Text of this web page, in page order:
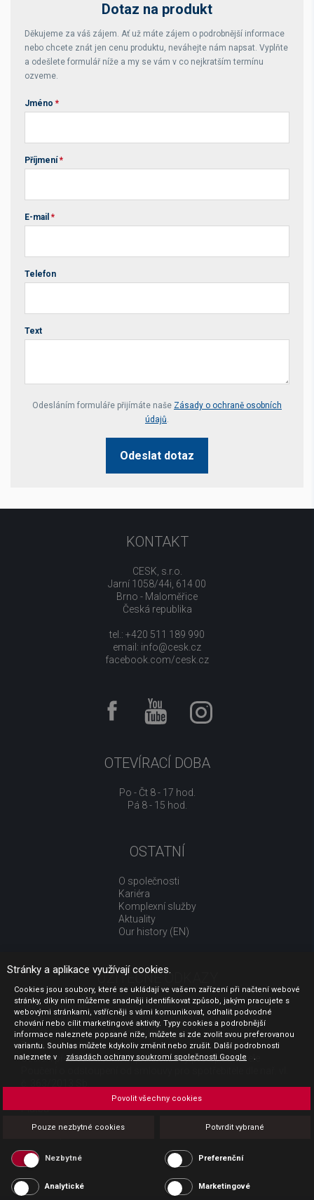
Dotaz na produkt
Děkujeme za váš zájem. Ať už máte zájem o podrobnější informace
nebo chcete znát jen cenu produktu, neváhejte nám napsat. Vyplňte
a odešlete formulář níže a my se vám v co nejkratším termínu
ozveme.
Jméno *
Příjmení *
E-mail *
Telefon
Text
Your website *
Odesláním formuláře přijímáte naše Zásady o ochraně osobních
údajů.
Odeslat dotaz
KONTAKT
CESK, s.r.o.
Jarní 1058/44i, 614 00
Brno - Maloměřice
Česká republika
tel.: +420 511 189 990
email: info@cesk.cz
facebook.com/cesk.cz
OTEVÍRACÍ DOBA
Po - Čt 8 - 17 hod.
Pá 8 - 15 hod.
OSTATNÍ
O společnosti
Kariéra
Komplexní služby
Aktuality
Our history (EN)
UŽITEČNÉ ODKAZY
Jak nakupovat
Obchodní podmínky
GDPR - ochrana osobních údajů
Profil zadavatele
Sdělení před uzavřením kupní smlouvy pro spotřebitele
Platba
Povinná publicita
Stránky a aplikace využívají cookies.
Cookies jsou soubory, které se ukládají ve vašem zařízení při načtení webové
stránky, díky nim můžeme snadněji identifikovat způsob, jakým pracujete s
webovými stránkami, vstřícněji s vámi komunikovat, odhalit podvodné
chování nebo cílit marketingové aktivity. Typy cookies a podrobnější
informace naleznete popsané níže, můžete si zde zvolit svou preferovanou
variantu. Souhlas můžete kdykoliv změnit nebo zrušit. Další podrobnosti
naleznete v
zásadách ochrany soukromí společnosti Google .
Pouze nezbytné cookies Potvrdit vybrané
Povolit všechny cookies
Nezbytné Preferenční
Analytické Marketingové